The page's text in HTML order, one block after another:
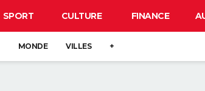
SPORT CULTURE FINANCE
MONDE VILLES +